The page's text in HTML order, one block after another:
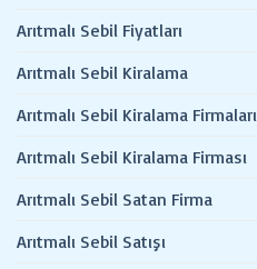
Arıtmalı Sebil Fiyatları
Arıtmalı Sebil Kiralama
Arıtmalı Sebil Kiralama Firmaları
Arıtmalı Sebil Kiralama Firması
Arıtmalı Sebil Satan Firma
Arıtmalı Sebil Satışı